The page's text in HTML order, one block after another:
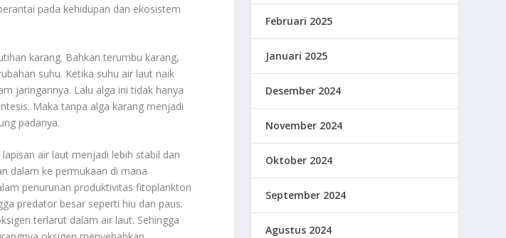
pada kehidupan dan ekosistem
karang. Bahkan terumbu karang,
suhu. Ketika suhu air laut naik
jaringannya. Lalu alga ini tidak hanya
Maka tanpa alga karang menjadi
padanya.
air laut menjadi lebih stabil dan
dalam ke permukaan di mana
penurunan produktivitas fitoplankton
predator besar seperti hiu dan paus.
terlarut dalam air laut. Sehingga
Februari 2025
Januari 2025
Desember 2024
November 2024
Oktober 2024
September 2024
Agustus 2024